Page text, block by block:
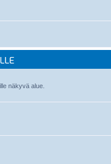
näkyvä alue.